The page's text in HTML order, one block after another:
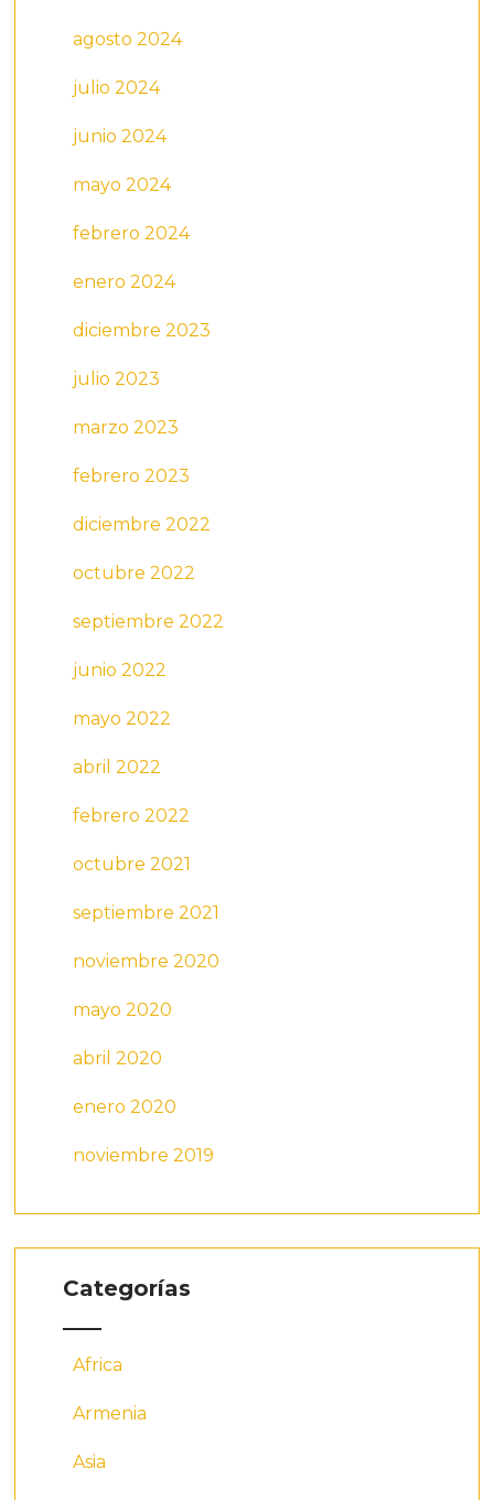
agosto 2024
julio 2024
junio 2024
mayo 2024
febrero 2024
enero 2024
diciembre 2023
julio 2023
marzo 2023
febrero 2023
diciembre 2022
octubre 2022
septiembre 2022
junio 2022
mayo 2022
abril 2022
febrero 2022
octubre 2021
septiembre 2021
noviembre 2020
mayo 2020
abril 2020
enero 2020
noviembre 2019
Categorías
Africa
Armenia
Asia